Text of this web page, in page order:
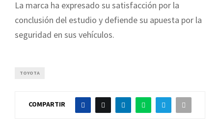
La marca ha expresado su satisfacción por la
conclusión del estudio y defiende su apuesta por la
seguridad en sus vehículos.
TOYOTA
COMPARTIR